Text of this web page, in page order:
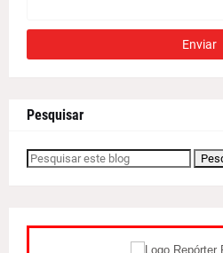
Pesquisar